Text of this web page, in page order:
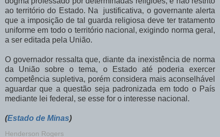
ao território do Estado. Na justificativa, o governante alerta
que a imposição de tal guarda religiosa deve ter tratamento
uniforme em todo o território nacional, exigindo norma geral,
a ser editada pela União.
O governador ressalta que, diante da inexistência de norma
da União sobre o tema, o Estado até poderia exercer
competência supletiva, porém considera mais aconselhável
aguardar que a questão seja padronizada em todo o País
mediante lei federal, se esse for o interesse nacional.
(Estado de Minas)
Henderson Rogers